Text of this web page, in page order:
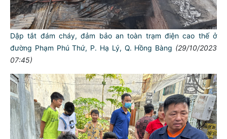
Dập tắt đám cháy, đảm bảo an toàn trạm điện cao thế ở
đường Phạm Phú Thứ, P. Hạ Lý, Q. Hồng Bàng (29/10/2023
07:45)